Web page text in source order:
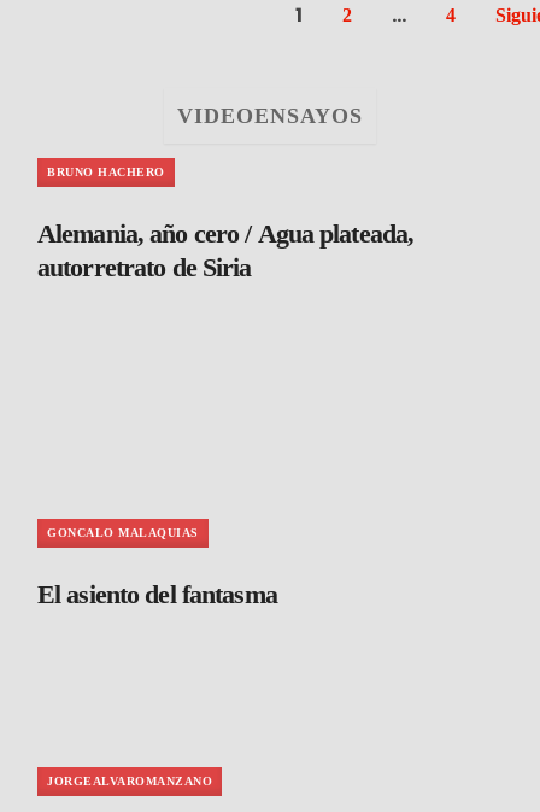
1 2 … 4
VIDEOENSAYOS
BRUNO HACHERO
Alemania, año cero / Agua plateada,
autorretrato de Siria
GONCALO MALAQUIAS
El asiento del fantasma
JORGEALVAROMANZANO